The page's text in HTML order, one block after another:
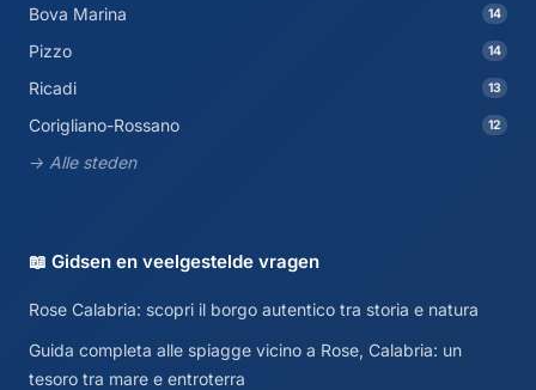
Bova Marina 14
Pizzo 14
Ricadi 13
Corigliano-Rossano 12
→ Alle steden
📖 Gidsen en veelgestelde vragen
Rose Calabria: scopri il borgo autentico tra storia e natura
Guida completa alle spiagge vicino a Rose, Calabria: un
tesoro tra mare e entroterra